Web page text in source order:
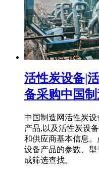
活性炭设备|
备采购中国
中国制造网活性炭
产品,以及活性炭设
和供应商基本信息
设备产品的参数、
成筛选查找。